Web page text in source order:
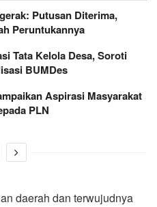
Putusan Diterima,
Peruntukannya
Tata Kelola Desa, Soroti
BUMDes
Aspirasi Masyarakat
PLN
daerah dan terwujudnya